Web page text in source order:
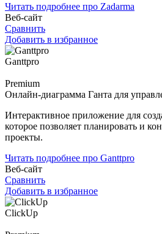
Читать подробнее про Zadarma
Веб-сайт
Сравнить
Добавить в избранное
Ganttpro
Premium
Онлайн-диаграмма Ганта для
Интерактивное приложение для
которое позволяет планировать и
проекты.
Читать подробнее про Ganttpro
Веб-сайт
Сравнить
Добавить в избранное
ClickUp